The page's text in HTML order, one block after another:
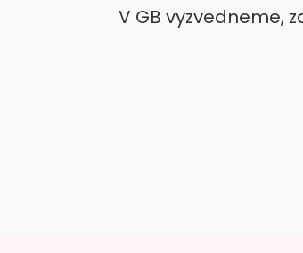
V GB vyzvedneme,